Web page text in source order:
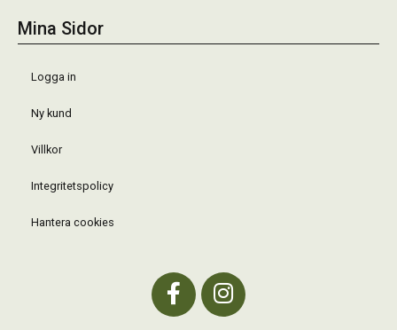
Mina Sidor
Logga in
Ny kund
Villkor
Integritetspolicy
Hantera cookies